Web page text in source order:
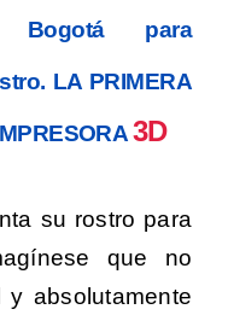
Bogotá para
LA PRIMERA
3D
su rostro para
que no
absolutamente